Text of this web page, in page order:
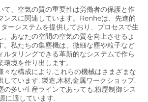
て、空気の質の重要性は労働者の保護と作
ンスに関連しています。Renheは、先進的
ーシステムを提供しており、プロセスで生
、あなたの空間の空気の質を向上させるよ
。私たちの集塵機は、微細な塵や粒子など
ルタリングできる革新的なシステムで作ら
境を作り出します。
々な構成により,これらの機械はさまざまな
しています. 製造,木材,金属ワークショップ,
の多い生産ラインであっても,粉塵制御シス
に適しています.